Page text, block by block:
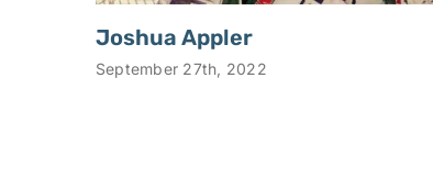
Joshua Appler
September 27th, 2022